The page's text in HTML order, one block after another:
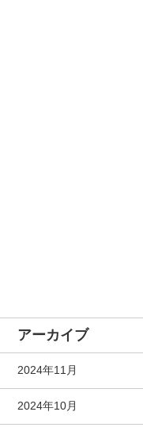
アーカイブ
2024年11月
2024年10月